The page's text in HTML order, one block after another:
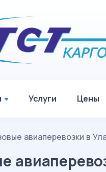
Услуги Цены
авиаперевозки в